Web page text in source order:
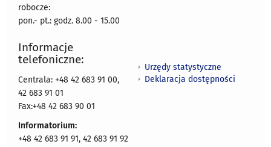
robocze:
pon.- pt.: godz. 8.00 - 15.00
Informacje
telefoniczne:
Centrala: +48 42 683 91 00,
42 683 91 01
Fax:+48 42 683 90 01
Informatorium:
+48 42 683 91 91, 42 683 91 92
Urzędy statystyczne
Deklaracja dostępności